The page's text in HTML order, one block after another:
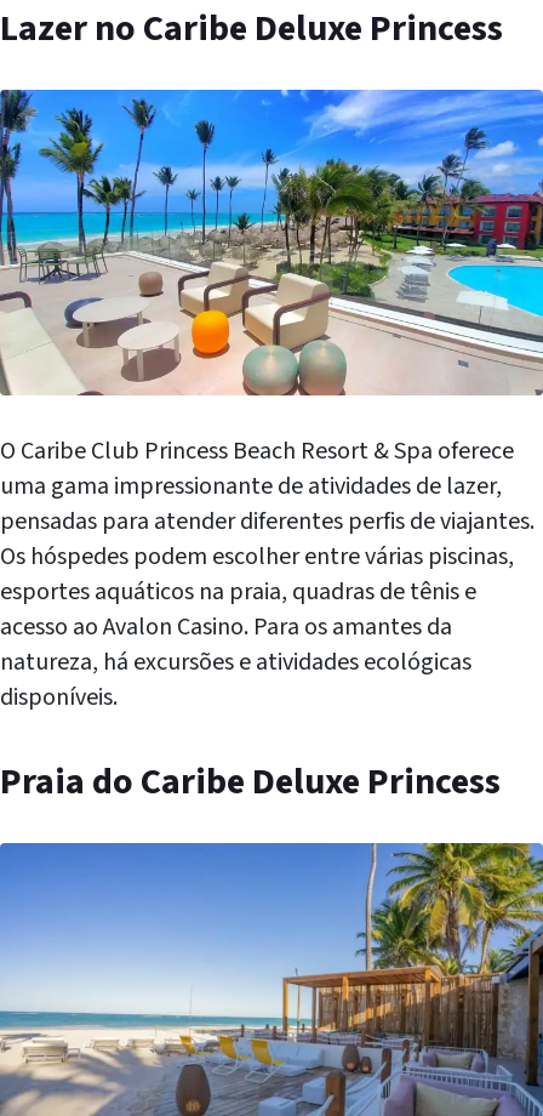
Lazer no Caribe Deluxe Princess
O Caribe Club Princess Beach Resort & Spa oferece
uma gama impressionante de atividades de lazer,
pensadas para atender diferentes perfis de viajantes.
Os hóspedes podem escolher entre várias piscinas,
esportes aquáticos na praia, quadras de tênis e
acesso ao Avalon Casino. Para os amantes da
natureza, há excursões e atividades ecológicas
disponíveis.
Praia do Caribe Deluxe Princess